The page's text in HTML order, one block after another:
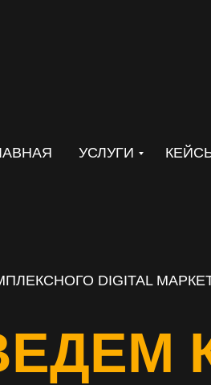
DIGITAL
УСЛУГИ